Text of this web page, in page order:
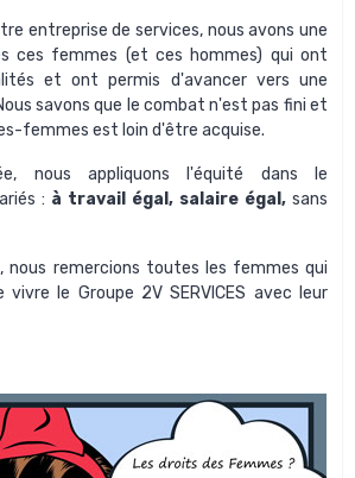
entreprise de services, nous avons une
ces femmes (et ces hommes) qui ont
et ont permis d'avancer vers une
savons que le combat n'est pas fini et
femmes est loin d'être acquise.
, nous appliquons l'équité dans le
: à travail égal, salaire égal, sans
nous remercions toutes les femmes qui
vivre le Groupe 2V SERVICES avec leur